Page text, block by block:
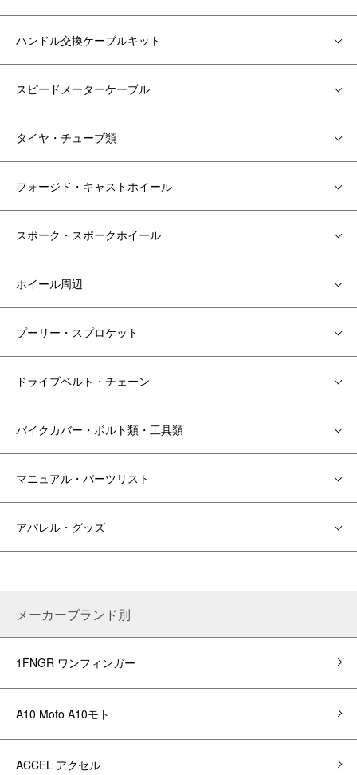
ハンドル交換ケーブルキット
スピードメーターケーブル
タイヤ・チューブ類
フォージド・キャストホイール
スポーク・スポークホイール
ホイール周辺
プーリー・スプロケット
ドライブベルト・チェーン
バイクカバー・ボルト類・工具類
マニュアル・パーツリスト
アパレル・グッズ
メーカーブランド別
1FNGR ワンフィンガー
A10 Moto A10モト
ACCEL アクセル